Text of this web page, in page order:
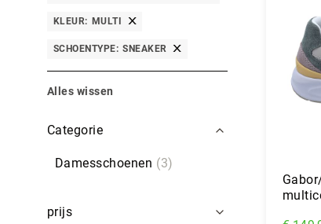
KLEUR MULTI
SCHOENTYPE SNEAKER
Alles wissen
Categorie
Damesschoenen 3
prijs